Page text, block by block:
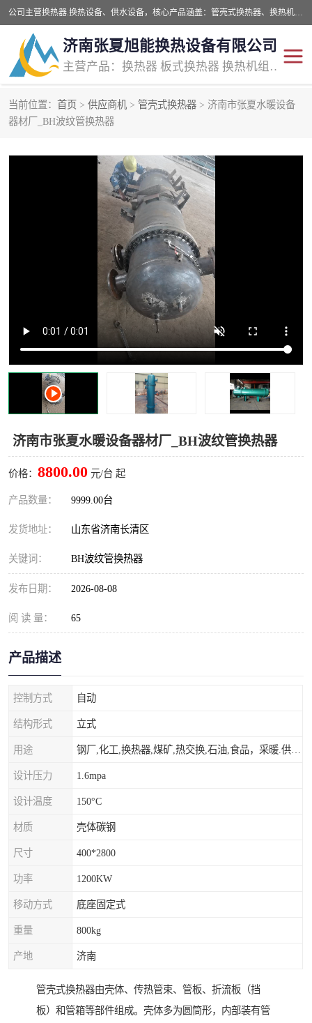
公司主营换热器.换热设备、供水设备，核心产品涵盖：管壳式换热器、换热机组、不锈钢组合式水箱、水处理设备等，提供非标设备集生产、销售、安装一体化服务，可满足全国酒店、学校、医院、商业综合体、工业项目等多场景换热与供水需求。
济南张夏旭能换热设备有限公司
主营产品：换热器 板式换热器 换热机组 供水设备 水处理设备
当前位置： 首页 > 供应商机 > 管壳式换热器 > 济南市张夏水暖设备
器材厂_BH波纹管换热器
济南市张夏水暖设备器材厂_BH波纹管换热器
价格： 8800.00 元/台 起
产品数量： 9999.00台
发货地址： 山东省济南长清区
关键词： BH波纹管换热器
发布日期： 2026-08-08
阅 读 量： 65
产品描述
控制方式 自动
结构形式 立式
用途
设计压力 1.6mpa
设计温度 150°C
材质 壳体碳钢
尺寸 400*2800
功率 1200KW
移动方式 底座固定式
重量 800kg
产地 济南
管壳式换热器由壳体、传热管束、管板、折流板（挡
板）和管箱等部件组成。壳体多为圆筒形，内部装有管
管壳式换热器
汽水换热机组 板式换热设备
定压补水装置
水处理器设备
锅炉辅机设备